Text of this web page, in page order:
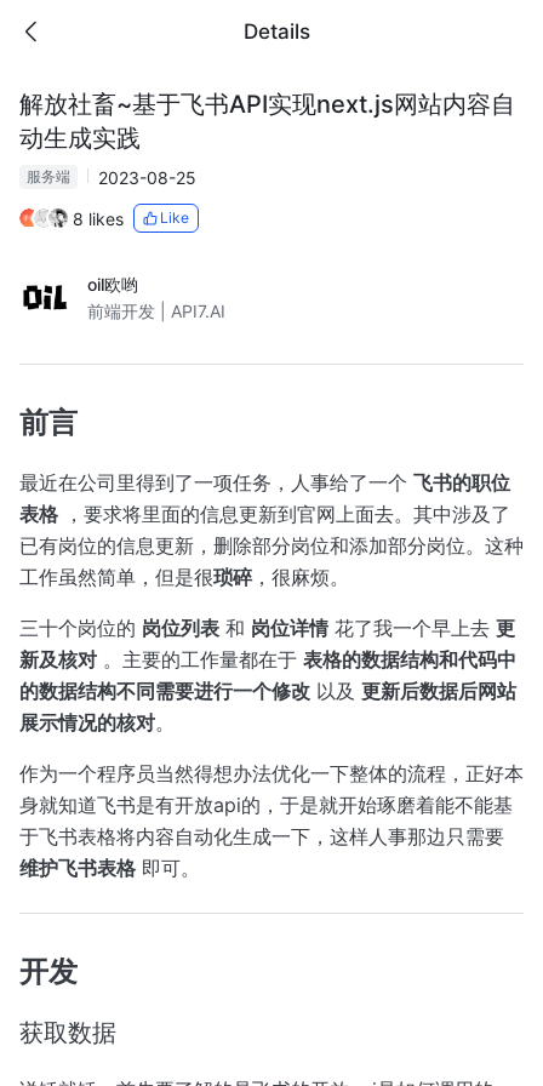
Details
解放社畜~基于飞书API实现next.js网站内容自
动生成实践
服务端
2023-08-25
8 likes
Like
oil欧哟
前端开发 | API7.AI
前言
最近在公司里得到了一项任务，人事给了一个 飞书的职位
表格 ，要求将里面的信息更新到官网上面去。其中涉及了
已有岗位的信息更新，删除部分岗位和添加部分岗位。这种
工作虽然简单，但是很琐碎，很麻烦。
三十个岗位的 岗位列表 和 岗位详情花了我一个早上去 更
新及核对 。主要的工作量都在于 表格的数据结构和代码中
的数据结构不同需要进行一个修改 以及 更新后数据后网站
展示情况的核对。
作为一个程序员当然得想办法优化一下整体的流程，正好本
身就知道飞书是有开放api的，于是就开始琢磨着能不能基
于飞书表格将内容自动化生成一下，这样人事那边只需要
维护飞书表格 即可。
开发
获取数据